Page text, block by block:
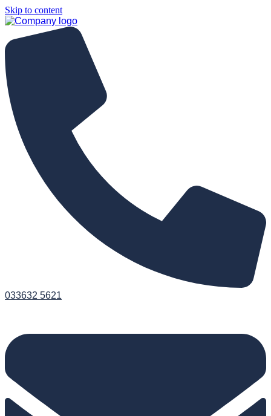
Skip to content
033632 5621